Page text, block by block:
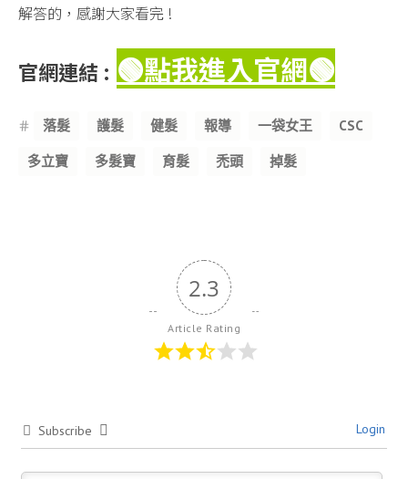
解答的，感謝大家看完 !
官網連結 : 🟢點我進入官網🟢
Tags落髮 護髮 健髮 報導 一袋女王 CSC
多立寶 多髮寶 育髮 禿頭 掉髮
2.3
Article Rating
Subscribe Login